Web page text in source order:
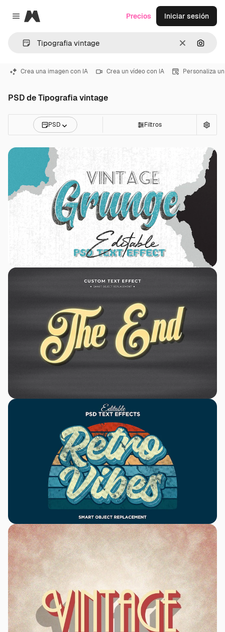
Close menu
Magnific
Borrar
Precios Iniciar sesión
Crea una imagen con IA Crea un vídeo con IA Personaliza
PSD de Tipografia vintage
PSD Filtros